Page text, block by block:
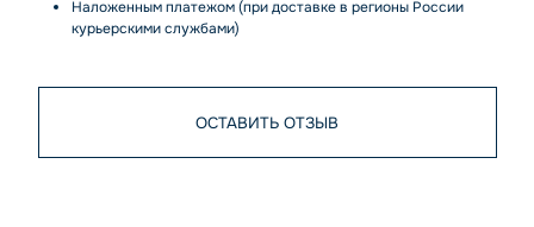
Наложенным платежом (при доставке в регионы России
курьерскими службами)
ОСТАВИТЬ ОТЗЫВ